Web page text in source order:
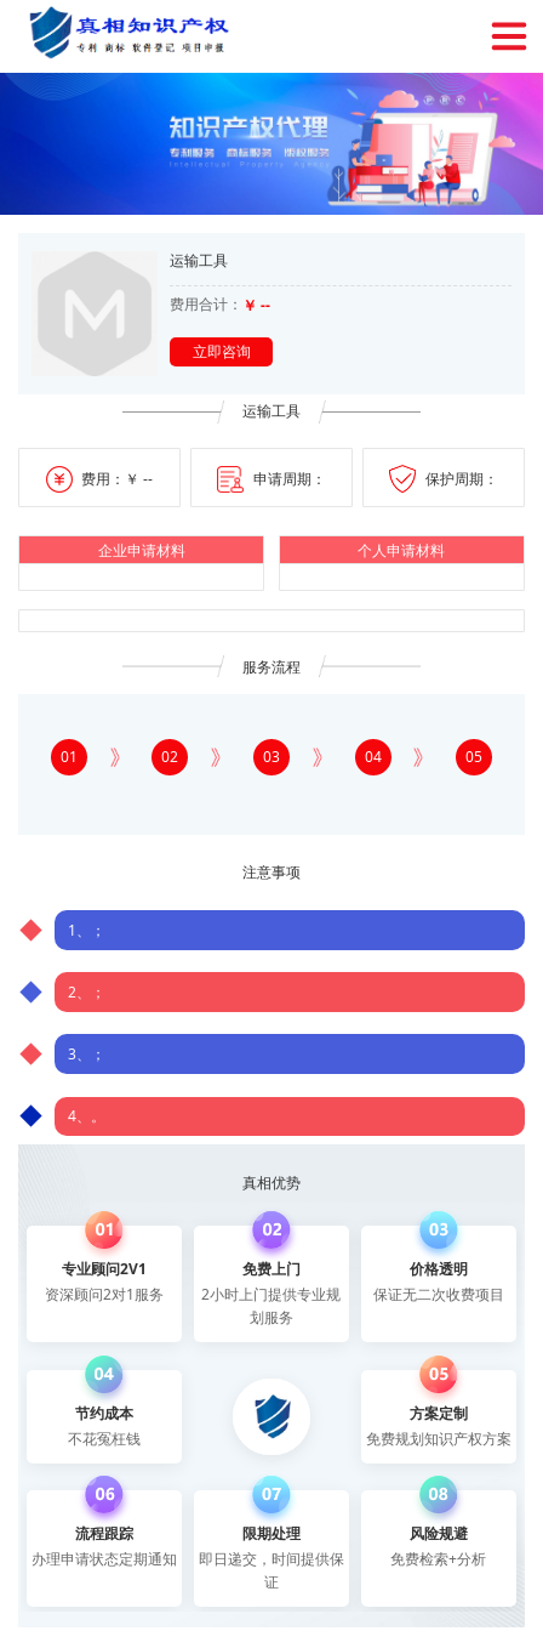
运输工具
费用合计： ￥ --
立即咨询
运输工具
费用：￥ -- 申请周期： 保护周期：
企业申请材料 个人申请材料
服务流程
01 02 03 04 05
注意事项
1、；
2、；
3、；
4、。
真相优势
专业顾问2V1
资深顾问2对1服务
免费上门
2小时上门提供专业规
划服务
价格透明
保证无二次收费项目
节约成本
不花冤枉钱
方案定制
免费规划知识产权方案
流程跟踪
办理申请状态定期通知
限期处理
即日递交，时间提供保
证
风险规避
免费检索+分析